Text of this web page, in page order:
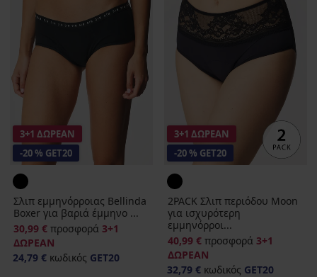
3+1 ΔΩΡΕΑΝ
-20 % GET20
Σλιπ εμμηνόρροιας Bellinda
Boxer για βαριά έμμηνο ...
30,99 € προσφορά 3+1
ΔΩΡΕΑΝ
24,79 € κωδικός GET20
3+1 ΔΩΡΕΑΝ
-20 % GET20
2PACK Σλιπ περιόδου Moon
για ισχυρότερη
εμμηνόρροι...
40,99 € προσφορά 3+1
ΔΩΡΕΑΝ
32,79 € κωδικός GET20